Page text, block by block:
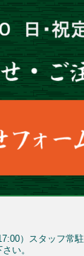
）スタッフ常駐
い。